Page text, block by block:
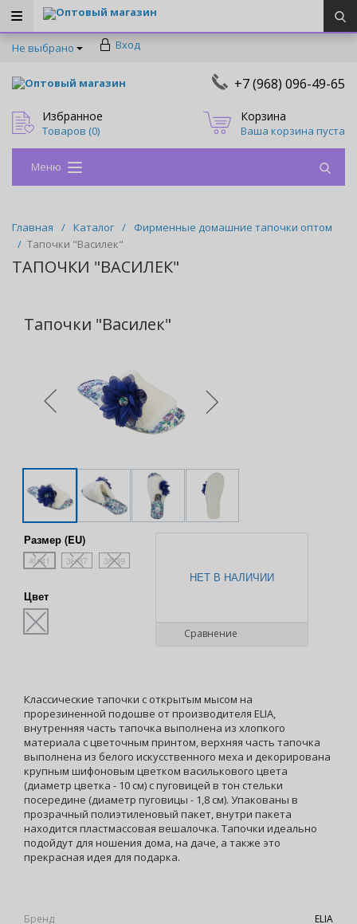
Оптовый магазин
Не выбрано Вход
Оптовый магазин +7 (968) 096-49-65
Избранное
Товаров (0)
Корзина
Ваша корзина пуста
Меню
Главная / Каталог /
Фирменные домашние тапочки оптом
/ Тапочки "Василек"
ТАПОЧКИ "ВАСИЛЕК"
Тапочки "Василек"
Размер (EU)
40/41 36/37 38/39
Цвет
НЕТ В НАЛИЧИИ
Сравнение
Классические тапочки с открытым мысом на
прорезиненной подошве от производителя ELIA,
внутренняя часть тапочка выполнена из хлопкого
материала с цветочным принтом, верхняя часть тапочка
выполнена из белого искусственного меха и декорирована
крупным шифоновым цветком василькового цвета
(диаметр цветка - 10 см) с пуговицей в тон стельки
посередине (диаметр пуговицы - 1,8 см). Упакованы в
прозрачный полиэтиленовый пакет, внутри пакета
находится пластмассовая вешалочка. Тапочки идеально
подойдут для ношения дома, на даче, а также это
прекрасная идея для подарка.
Бренд
ELIA